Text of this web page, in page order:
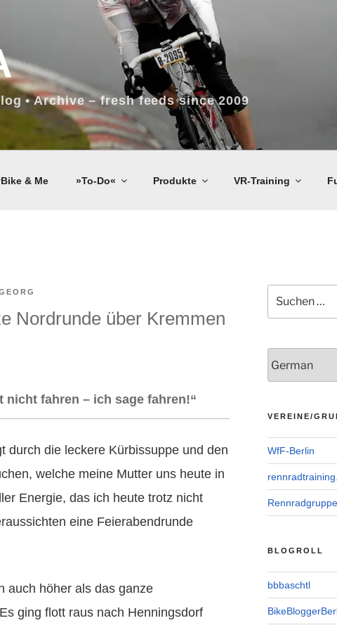
• Archive – fresh feeds since 2009
& Me »To-Do« Produkte VR-Training
Nordrunde über Kremmen
nicht fahren – ich sage fahren!“
durch die leckere Kürbissuppe und den
welche meine Mutter uns heute in
Energie, das ich heute trotz nicht
eine Feierabendrunde
auch höher als das ganze
Es ging flott raus nach Henningsdorf
nach:
VEREINE/
WfF-Berlin
Rennradgruppe
BLOGROLL
bbbaschtl